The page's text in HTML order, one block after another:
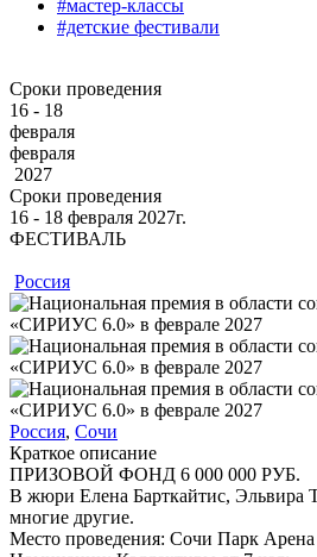
#мастер-классы
#детские фестивали
Сроки проведения
16 - 18
февраля
февраля
2027
Сроки проведения
16 ‐ 18 февраля 2027г.
ФЕСТИВАЛЬ
Россия
Россия, Сочи
Краткое описание
ПРИЗОВОЙ ФОНД 6 000 000 РУБ.
В жюри Елена Барткайтис, Эльвира
многие другие.
Место проведения: Сочи Парк Арена